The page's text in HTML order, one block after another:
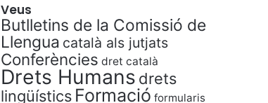
Veus
Butlletins de la Comissió de
Llengua català als jutjats
Conferències dret català
Drets Humans drets
lingüístics Formació formularis